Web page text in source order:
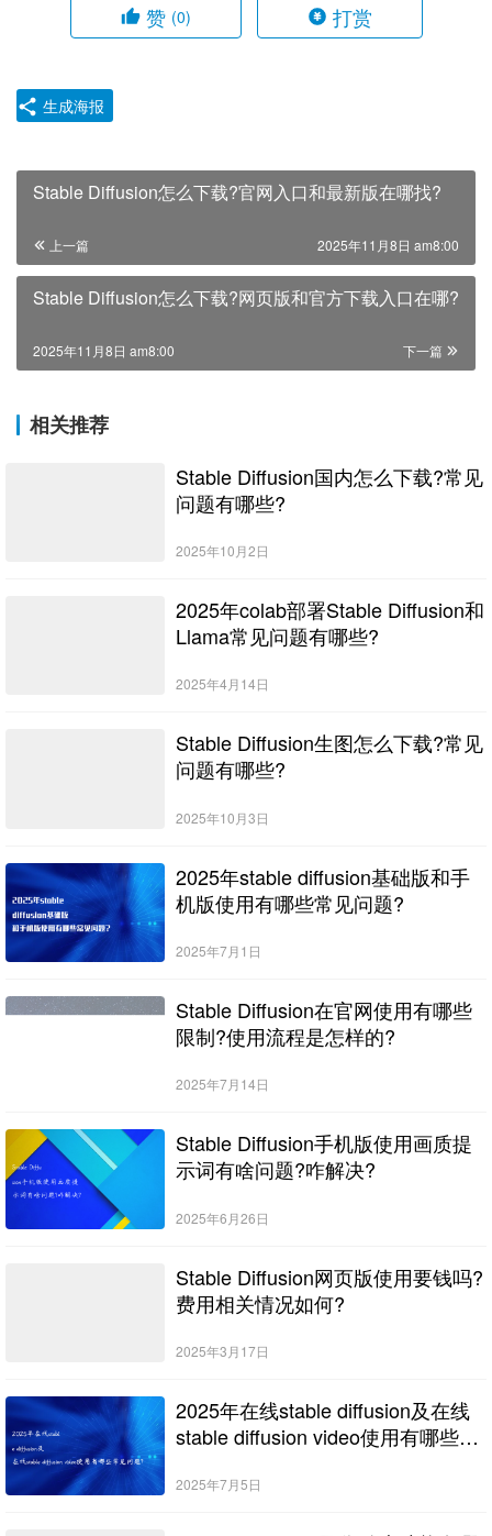
赞 (0) 打赏
生成海报
Stable Diffusion怎么下载?官网入口和最新版在哪找?
上一篇 2025年11月8日 am8:00
Stable Diffusion怎么下载?网页版和官方下载入口在哪?
下一篇
2025年11月8日 am8:00
相关推荐
Stable Diffusion国内怎么下载?常见
问题有哪些?
2025年10月2日
2025年colab部署Stable Diffusion和
Llama常见问题有哪些?
2025年4月14日
Stable Diffusion生图怎么下载?常见
问题有哪些?
2025年10月3日
2025年stable diffusion基础版和手
机版使用有哪些常见问题?
2025年7月1日
Stable Diffusion在官网使用有哪些
限制?使用流程是怎样的?
2025年7月14日
Stable Diffusion手机版使用画质提
示词有啥问题?咋解决?
2025年6月26日
Stable Diffusion网页版使用要钱吗?
费用相关情况如何?
2025年3月17日
2025年在线stable diffusion及在线
stable diffusion video使用有哪些常
2025年7月5日